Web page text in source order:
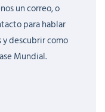
un correo, o
para hablar
descubrir como
Mundial.